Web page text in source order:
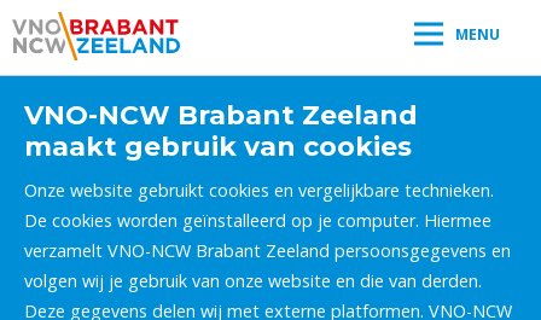
MENU
VNO-NCW Brabant Zeeland
maakt gebruik van cookies
Onze website gebruikt cookies en vergelijkbare technieken.
De cookies worden geïnstalleerd op je computer. Hiermee
verzamelt VNO-NCW Brabant Zeeland persoonsgegevens en
volgen wij je gebruik van onze website en die van derden.
Deze gegevens delen wij met externe platformen. VNO-NCW